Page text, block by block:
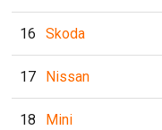
16 Skoda
17 Nissan
18 Mini